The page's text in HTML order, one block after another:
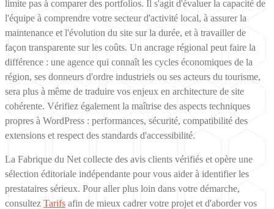
limite pas à comparer des portfolios. Il s'agit d'évaluer la capacité de
l'équipe à comprendre votre secteur d'activité local, à assurer la
maintenance et l'évolution du site sur la durée, et à travailler de
façon transparente sur les coûts. Un ancrage régional peut faire la
différence : une agence qui connaît les cycles économiques de la
région, ses donneurs d'ordre industriels ou ses acteurs du tourisme,
sera plus à même de traduire vos enjeux en architecture de site
cohérente. Vérifiez également la maîtrise des aspects techniques
propres à WordPress : performances, sécurité, compatibilité des
extensions et respect des standards d'accessibilité.
La Fabrique du Net collecte des avis clients vérifiés et opère une
sélection éditoriale indépendante pour vous aider à identifier les
prestataires sérieux. Pour aller plus loin dans votre démarche,
consultez Tarifs afin de mieux cadrer votre projet et d'aborder vos